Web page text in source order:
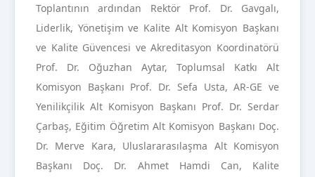
Toplantının ardından Rektör Prof. Dr. Gavgalı,
Liderlik, Yönetişim ve Kalite Alt Komisyon Başkanı
ve Kalite Güvencesi ve Akreditasyon Koordinatörü
Prof. Dr. Oğuzhan Aytar, Toplumsal Katkı Alt
Komisyon Başkanı Prof. Dr. Sefa Usta, AR-GE ve
Yenilikçilik Alt Komisyon Başkanı Prof. Dr. Serdar
Çarbaş, Eğitim Öğretim Alt Komisyon Başkanı Doç.
Dr. Merve Kara, Uluslararasılaşma Alt Komisyon
Başkanı Doç. Dr. Ahmet Hamdi Can, Kalite